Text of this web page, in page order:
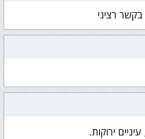
ירוקות.